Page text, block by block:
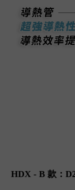
HDX - B 款：